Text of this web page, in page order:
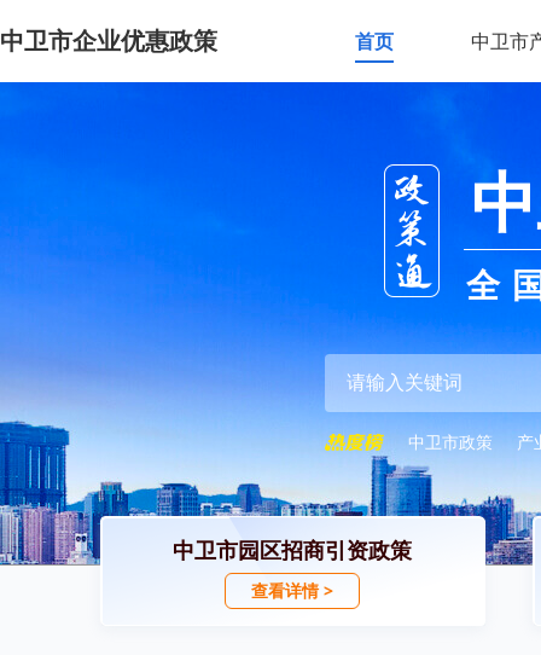
中卫市企业优惠政策 首页 中卫市
全
中卫市政策 产
中卫市园区招商引资政策
查看详情 >